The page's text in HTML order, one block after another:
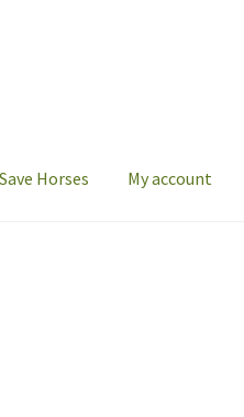
Save Horses My account